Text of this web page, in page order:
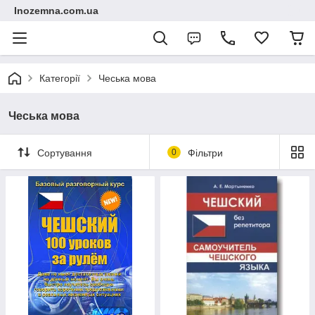
Inozemna.com.ua
Категорії Чеська мова
Чеська мова
Сортування 0 Фільтри